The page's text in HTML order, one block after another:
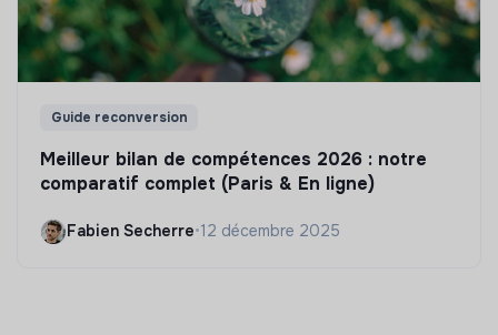
Guide reconversion
Meilleur bilan de compétences 2026 : notre
comparatif complet (Paris & En ligne)
Fabien Secherre•12 décembre 2025